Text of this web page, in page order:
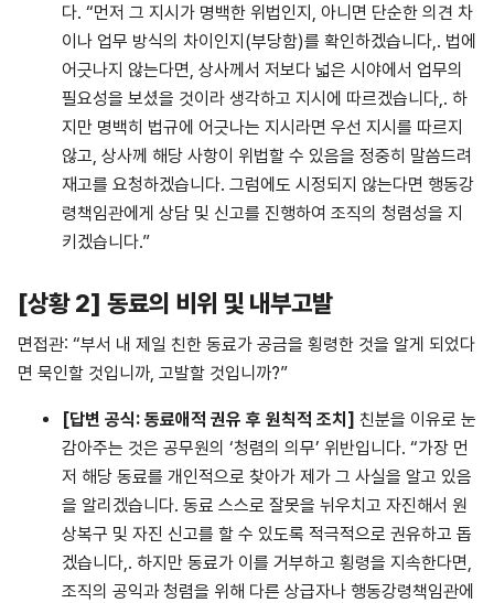
다. “먼저 그 지시가 명백한 위법인지, 아니면 단순한 의견 차
이나 업무 방식의 차이인지(부당함)를 확인하겠습니다,. 법에
어긋나지 않는다면, 상사께서 저보다 넓은 시야에서 업무의
필요성을 보셨을 것이라 생각하고 지시에 따르겠습니다,. 하
지만 명백히 법규에 어긋나는 지시라면 우선 지시를 따르지
않고, 상사께 해당 사항이 위법할 수 있음을 정중히 말씀드려
재고를 요청하겠습니다. 그럼에도 시정되지 않는다면 행동강
령책임관에게 상담 및 신고를 진행하여 조직의 청렴성을 지
키겠습니다.”
[상황 2] 동료의 비위 및 내부고발
면접관: “부서 내 제일 친한 동료가 공금을 횡령한 것을 알게 되었다
면 묵인할 것입니까, 고발할 것입니까?”
[답변 공식: 동료애적 권유 후 원칙적 조치 ] 친분을 이유로 눈
감아주는 것은 공무원의 ‘청렴의 의무’ 위반입니다. “가장 먼
저 해당 동료를 개인적으로 찾아가 제가 그 사실을 알고 있음
을 알리겠습니다. 동료 스스로 잘못을 뉘우치고 자진해서 원
상복구 및 자진 신고를 할 수 있도록 적극적으로 권유하고 돕
겠습니다,. 하지만 동료가 이를 거부하고 횡령을 지속한다면,
조직의 공익과 청렴을 위해 다른 상급자나 행동강령책임관에